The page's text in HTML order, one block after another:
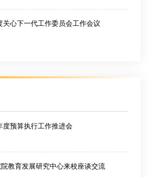
关心下一代工作委员会工作会议
度预算执行工作推进会
教育发展研究中心来校座谈交流